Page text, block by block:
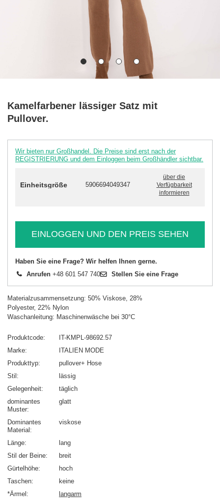
Kamelfarbener lässiger Satz mit
Pullover.
Wir bieten nur Großhandel. Die Preise sind erst nach der
REGISTRIERUNG und dem Einloggen beim Großhändler sichtbar.
Einheitsgröße 5906694049347
über die
Verfügbarkeit
informieren
EINLOGGEN UND DEN PREIS SEHEN
Haben Sie eine Frage? Wir helfen Ihnen gerne.
Anrufen +48 601 547 740 Stellen Sie eine Frage
Materialzusammensetzung: 50% Viskose, 28%
Polyester, 22% Nylon
Waschanleitung: Maschinenwäsche bei 30°C
Produktcode
IT-KMPL-98692.57
Marke
ITALIEN MODE
Produkttyp
pullover+ Hose
Stil
lässig
Gelegenheit
täglich
dominantes
Muster
glatt
Dominantes
Material
viskose
Länge
lang
Stil der Beine
breit
Gürtelhöhe
hoch
Taschen
keine
*Ärmel
langarm